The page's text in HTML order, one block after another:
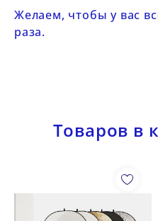
Желаем, чтобы у вас
раза.
Товаров в